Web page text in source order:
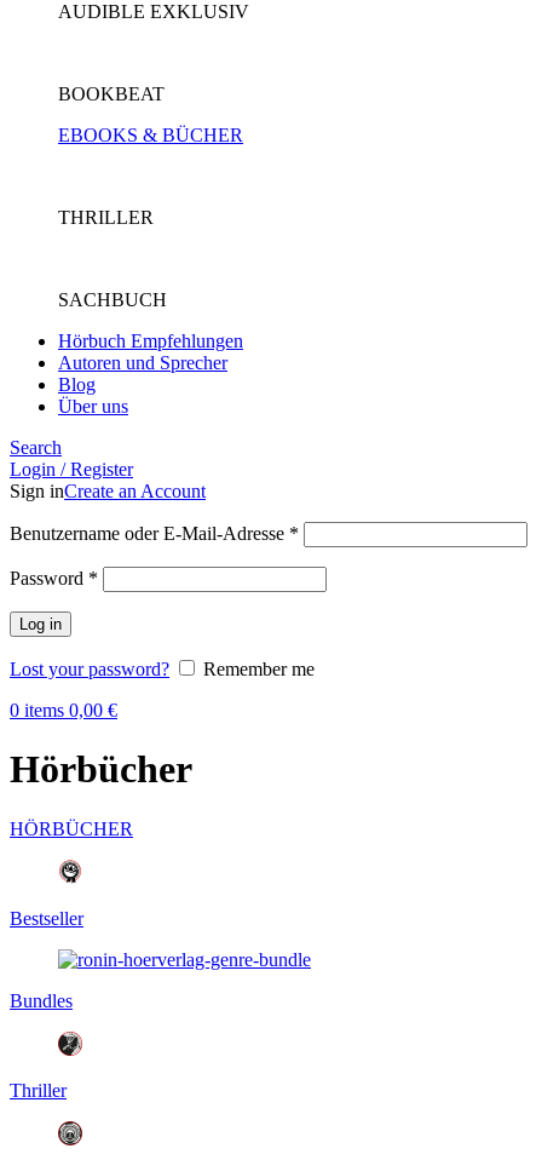
AUDIBLE EXKLUSIV
BOOKBEAT
EBOOKS & BÜCHER
THRILLER
SACHBUCH
Hörbuch Empfehlungen
Autoren und Sprecher
Blog
Über uns
Search
Login / Register
Sign inCreate an Account
Benutzername oder E-Mail-Adresse *
Password *
Log in
Lost your password?
Remember me
0 items 0,00 €
Hörbücher
HÖRBÜCHER
Bestseller
Bundles
Thriller